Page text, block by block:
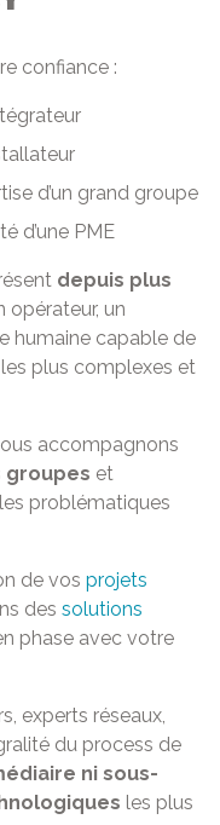
confiance :
d’un grand groupe
d’une PME
depuis plus
opérateur, un
humaine capable de
plus complexes et
accompagnons
groupes et
problématiques
de vos projets
des solutions
phase avec votre
experts réseaux,
du process de
ni sous-
les plus